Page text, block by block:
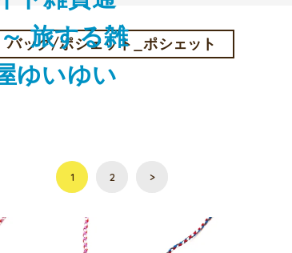
バッグ/ポシェット_ポシェット
1 2 >